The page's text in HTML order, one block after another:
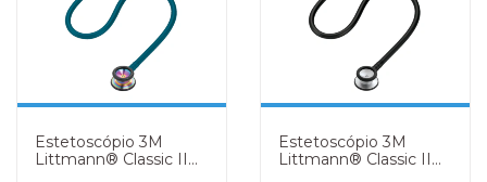
Estetoscópio 3M
Littmann® Classic II
Estetoscópio 3M
Littmann® Classic II